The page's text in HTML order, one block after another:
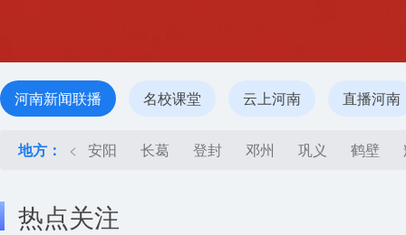
河南新闻联播 名校课堂 云上河南 直播河南
地方： < 安阳 长葛 登封 邓州 巩义 鹤壁
热点关注